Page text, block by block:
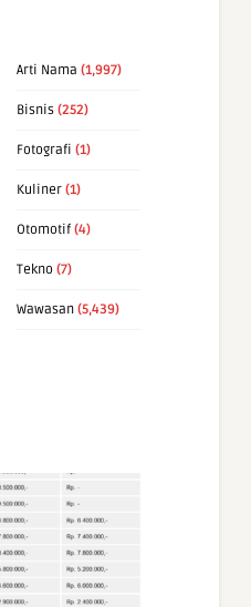
Arti Nama (1,997)
Bisnis (252)
Fotografi (1)
Kuliner (1)
Otomotif (4)
Tekno (7)
Wawasan (5,439)